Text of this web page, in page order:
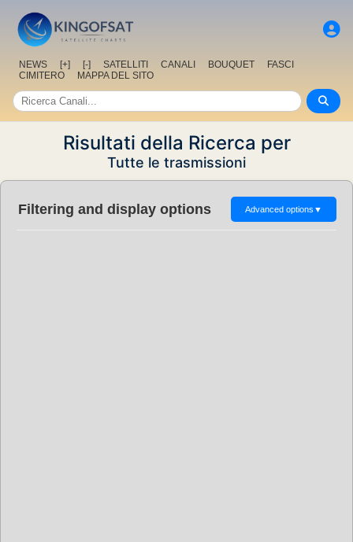
NEWS [+] [-] SATELLITI CANALI BOUQUET
FASCI
CIMITERO
MAPPA DEL SITO
Risultati della Ricerca per
Tutte le trasmissioni
Filtering and display options Advanced options ▼